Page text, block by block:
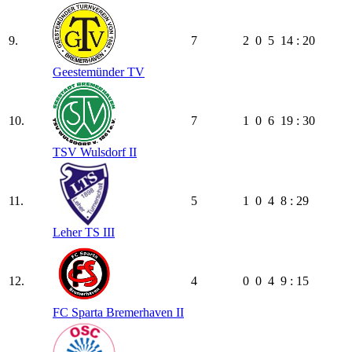
9.
Geestemünder TV
7 2 0 5 14 : 20
10.
TSV Wulsdorf II
7 1 0 6 19 : 30
11.
Leher TS III
5 1 0 4 8 : 29
12.
FC Sparta Bremerhaven II
4 0 0 4 9 : 15